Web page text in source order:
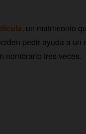
un matrimonio
pedir ayuda a un
nombrarlo tres veces.